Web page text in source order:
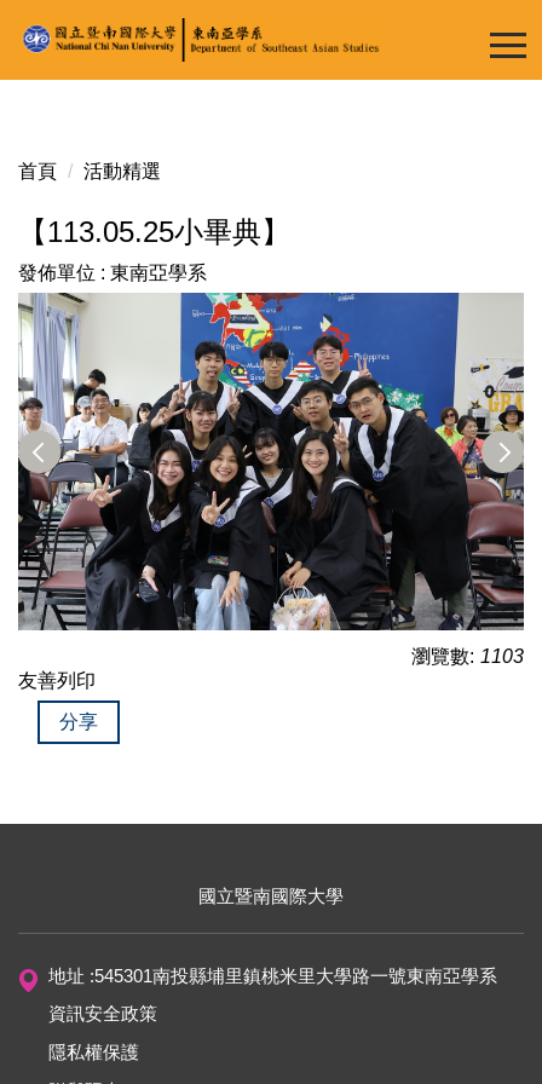
到
主
容
首頁 活動精選
【113.05.25小畢典】
發佈單位 : 東南亞學系
瀏覽數: 1103
友善列印
分享
國立暨南國際大學
地址 :545301南投縣埔里鎮桃米里大學路一號東南亞學系
資訊安全政策
隱私權保護